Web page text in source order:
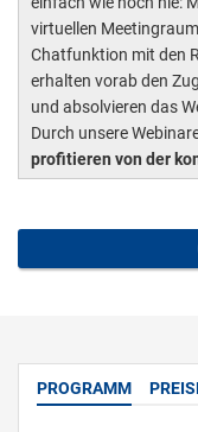
virtuellen
Chatfunktion mit den
erhalten vorab den
und absolvieren das
Durch unsere
profitieren von der
PROGRAMM